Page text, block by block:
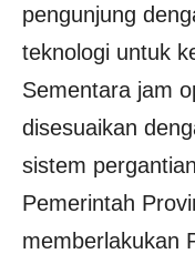
pengunjung
teknologi untuk
Sementara jam
disesuaikan
sistem
Pemerintah
memberlakukan